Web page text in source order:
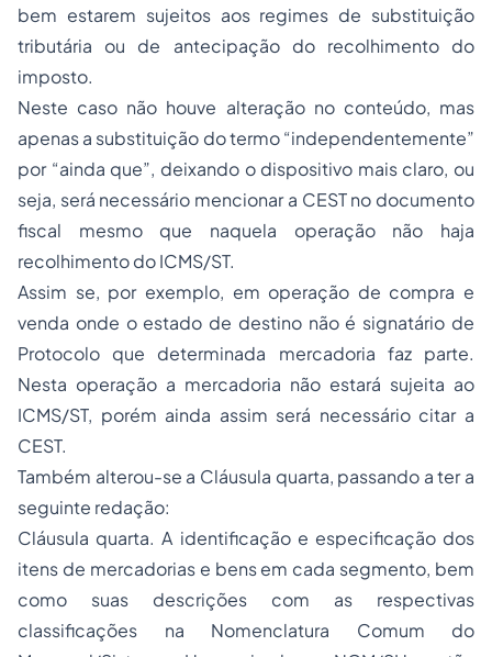
bem estarem sujeitos aos regimes de substituição
tributária ou de antecipação do recolhimento do
imposto.
Neste caso não houve alteração no conteúdo, mas
apenas a substituição do termo “independentemente”
por “ainda que”, deixando o dispositivo mais claro, ou
seja, será necessário mencionar a CEST no documento
fiscal mesmo que naquela operação não haja
recolhimento do ICMS/ST.
Assim se, por exemplo, em operação de compra e
venda onde o estado de destino não é signatário de
Protocolo que determinada mercadoria faz parte.
Nesta operação a mercadoria não estará sujeita ao
ICMS/ST, porém ainda assim será necessário citar a
CEST.
Também alterou-se a Cláusula quarta, passando a ter a
seguinte redação:
Cláusula quarta. A identificação e especificação dos
itens de mercadorias e bens em cada segmento, bem
como suas descrições com as respectivas
classificações na Nomenclatura Comum do